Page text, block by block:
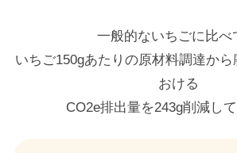
一般的ないちごに比べ
いちご150gあたりの原材料調達か
おける
CO2e排出量を243g削減して